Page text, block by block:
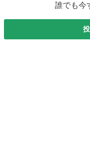
誰でも今